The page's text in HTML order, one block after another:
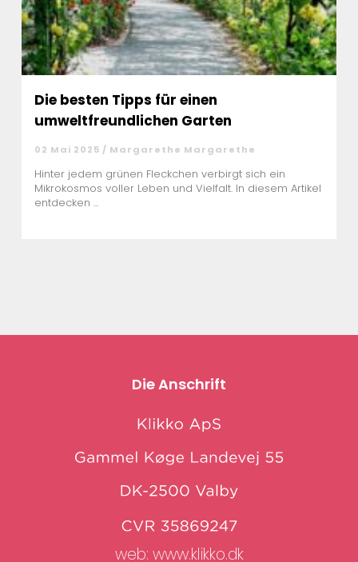
Die besten Tipps für einen
umweltfreundlichen Garten
02 Mai 2025 / Margarethe Margarethe
Hinter jedem grünen Fleckchen verbirgt sich ein
Mikrokosmos voller Leben und Vielfalt. In diesem Artikel
entdecken ...
Die Anschrift
web: www.klikko.dk